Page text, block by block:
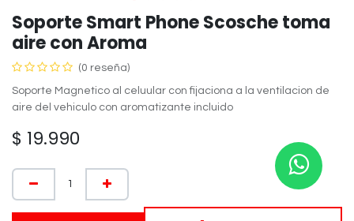
Soporte Smart Phone Scosche toma
aire con Aroma
(0 reseña)
Soporte Magnetico al celuular con fijaciona a la ventilacion de
aire del vehiculo con aromatizante incluido
$ 19.990